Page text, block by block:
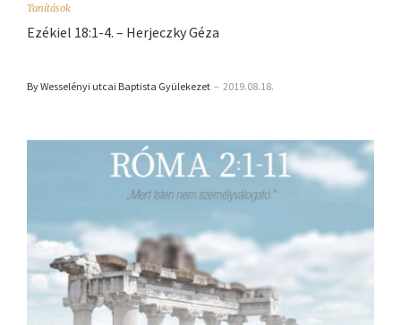
Tanítások
Ezékiel 18:1-4. – Herjeczky Géza
By Wesselényi utcai Baptista Gyülekezet – 2019.08.18.